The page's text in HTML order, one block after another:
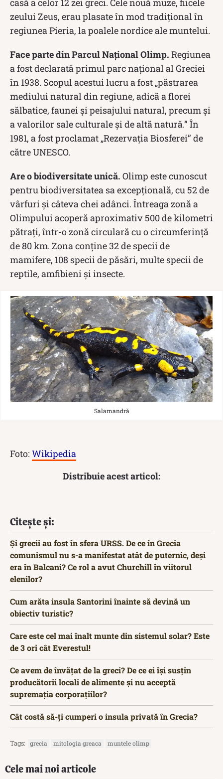
casă a celor 12 zei greci. Cele nouă muze, fiicele
zeului Zeus, erau plasate în mod tradițional în
regiunea Pieria, la poalele nordice ale muntelui.
Face parte din Parcul Național Olimp. Regiunea
a fost declarată primul parc național al Greciei
în 1938. Scopul acestui lucru a fost „păstrarea
mediului natural din regiune, adică a florei
sălbatice, faunei și peisajului natural, precum și
a valorilor sale culturale și de altă natură.” În
1981, a fost proclamat „Rezervația Biosferei” de
către UNESCO.
Are o biodiversitate unică. Olimp este cunoscut
pentru biodiversitatea sa excepțională, cu 52 de
vârfuri și câteva chei adânci. Întreaga zonă a
Olimpului acoperă aproximativ 500 de kilometri
pătrați, într-o zonă circulară cu o circumferință
de 80 km. Zona conține 32 de specii de
mamifere, 108 specii de păsări, multe specii de
reptile, amfibieni și insecte.
Salamandră
Foto: Wikipedia
Distribuie acest articol:
Citește și:
Și grecii au fost în sfera URSS. De ce în Grecia
comunismul nu s-a manifestat atât de puternic, deși
era în Balcani? Ce rol a avut Churchill în viitorul
elenilor?
Cum arăta insula Santorini înainte să devină un
obiectiv turistic?
Care este cel mai înalt munte din sistemul solar? Este
de 3 ori cât Everestul!
Ce avem de învățat de la greci? De ce ei își susțin
producătorii locali de alimente și nu acceptă
supremația corporațiilor?
Cât costă să-ți cumperi o insula privată în Grecia?
Tags: grecia mitologia greaca muntele olimp
Cele mai noi articole